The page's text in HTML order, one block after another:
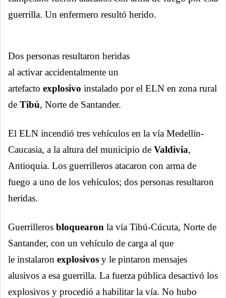
guerrilla. Un enfermero resultó herido.
Dos personas resultaron heridas
al activar accidentalmente un
artefacto explosivo instalado por el ELN en zona rural
de Tibú, Norte de Santander.
El ELN incendió tres vehículos en la vía Medellín-
Caucasia, a la altura del municipio de Valdivia,
Antioquia. Los guerrilleros atacaron con arma de
fuego a uno de los vehículos; dos personas resultaron
heridas.
Guerrilleros bloquearon la vía Tibú-Cúcuta, Norte de
Santander, con un vehículo de carga al que
le instalaron explosivos y le pintaron mensajes
alusivos a esa guerrilla. La fuerza pública desactivó los
explosivos y procedió a habilitar la vía. No hubo